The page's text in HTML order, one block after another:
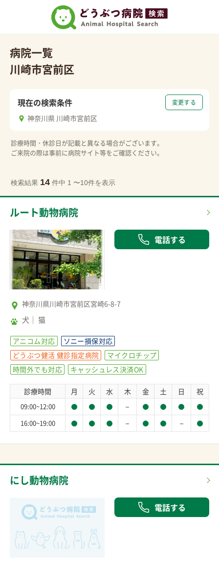
病院一覧
川崎市宮前区
変更する
現在の検索条件
神奈川県 川崎市宮前区
診療時間・休診日が記載と異なる場合がございます。
ご来院の際は事前に病院サイト等をご確認ください。
検索結果 14 件中 1 〜10件を表示
ルート動物病院
電話する
神奈川県川崎市宮前区宮崎6-8-7
犬 猫
アニコム対応
ソニー損保対応
どうぶつ健活 健診指定病院
マイクロチップ
時間外でも対応
キャッシュレス決済OK
診療時間 月 火 水 木 金 土 日 祝
09:00~12:00 －
16:00~19:00 － －
にし動物病院
電話する